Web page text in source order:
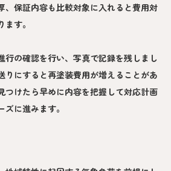
、保証内容も比較対象に入れると費用対
す。
行の確認を行い、写真で記録を残しまし
りにすると再塗装費用が増えることがあ
つけたら早めに内容を把握して対応計画
に進みます。